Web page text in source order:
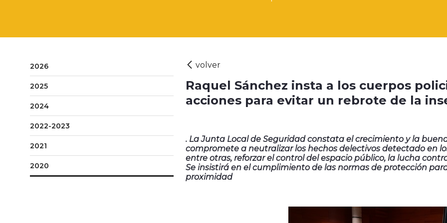
2026
2025
2024
2022-2023
2021
2020
Raquel Sánchez insta a los cuerpos
acciones para evitar un rebrote de la
. La Junta Local de Seguridad constata el crecimiento y la
compromete a neutralizar los hechos delectivos detectado en
entre otras, reforzar el control del espacio público, la lucha
Se insistirá en el cumplimiento de las normas de protección
proximidad